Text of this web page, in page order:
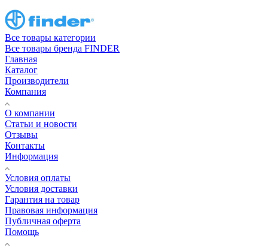
Все товары категории
Все товары бренда FINDER
Главная
Каталог
Производители
Компания
О компании
Статьи и новости
Отзывы
Контакты
Информация
Условия оплаты
Условия доставки
Гарантия на товар
Правовая информация
Публичная оферта
Помощь